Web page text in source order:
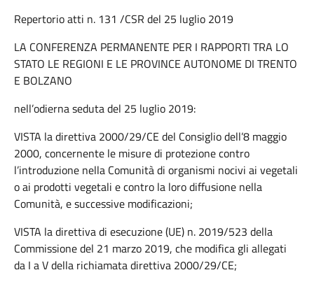
Repertorio atti n. 131 /CSR del 25 luglio 2019
LA CONFERENZA PERMANENTE PER I RAPPORTI TRA LO
STATO LE REGIONI E LE PROVINCE AUTONOME DI TRENTO
E BOLZANO
nell’odierna seduta del 25 luglio 2019:
VISTA la direttiva 2000/29/CE del Consiglio dell’8 maggio
2000, concernente le misure di protezione contro
l’introduzione nella Comunità di organismi nocivi ai vegetali
o ai prodotti vegetali e contro la loro diffusione nella
Comunità, e successive modificazioni;
VISTA la direttiva di esecuzione (UE) n. 2019/523 della
Commissione del 21 marzo 2019, che modifica gli allegati
da I a V della richiamata direttiva 2000/29/CE;